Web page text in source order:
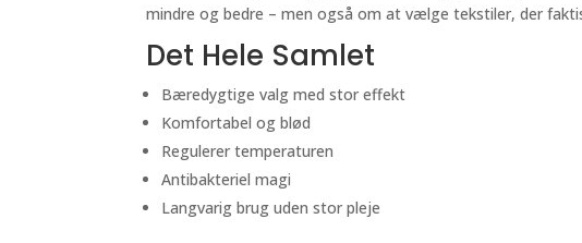
mindre og bedre – men også om at vælge tekstiler, der
Det Hele Samlet
Bæredygtige valg med stor effekt
Komfortabel og blød
Regulerer temperaturen
Antibakteriel magi
Langvarig brug uden stor pleje